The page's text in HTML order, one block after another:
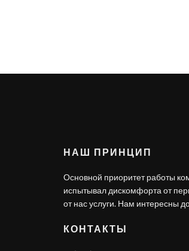
НАШ ПРИНЦИП
Основной приоритет работы
испытывал дискомфорта от
от нас услуги. Нам интересны
КОНТАКТЫ